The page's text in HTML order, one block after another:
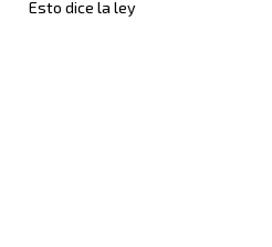
Esto dice la ley